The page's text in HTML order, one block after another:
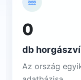
0
db
Az ország